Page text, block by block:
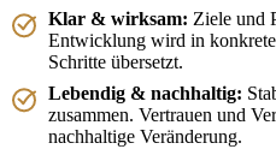
Klar & wirksam: Ziele und
Entwicklung wird in konkrete
Schritte übersetzt.
Lebendig & nachhaltig:
zusammen. Vertrauen und
nachhaltige Veränderung.